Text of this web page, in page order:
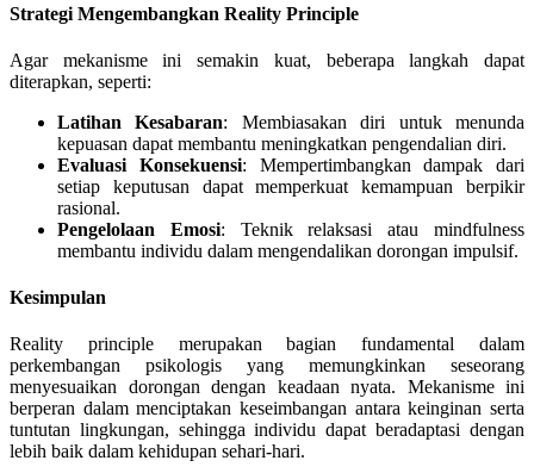
Strategi Mengembangkan Reality Principle
Agar mekanisme ini semakin kuat, beberapa langkah dapat
diterapkan, seperti:
Latihan Kesabaran: Membiasakan diri untuk menunda
kepuasan dapat membantu meningkatkan pengendalian diri.
Evaluasi Konsekuensi: Mempertimbangkan dampak dari
setiap keputusan dapat memperkuat kemampuan berpikir
rasional.
Pengelolaan Emosi: Teknik relaksasi atau mindfulness
membantu individu dalam mengendalikan dorongan impulsif.
Kesimpulan
Reality principle merupakan bagian fundamental dalam
perkembangan psikologis yang memungkinkan seseorang
menyesuaikan dorongan dengan keadaan nyata. Mekanisme ini
berperan dalam menciptakan keseimbangan antara keinginan serta
tuntutan lingkungan, sehingga individu dapat beradaptasi dengan
lebih baik dalam kehidupan sehari-hari.